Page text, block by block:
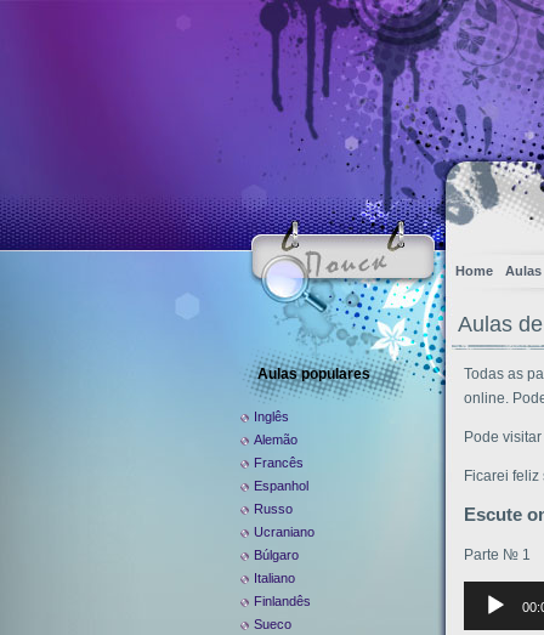
Home
Aulas
Todas as
online.
Pode
Ficarei
Escute
Parte № 1
Аудиоплеер
Aulas populares
Inglês
Alemão
Francês
Espanhol
Russo
Ucraniano
Búlgaro
Italiano
Finlandês
Sueco